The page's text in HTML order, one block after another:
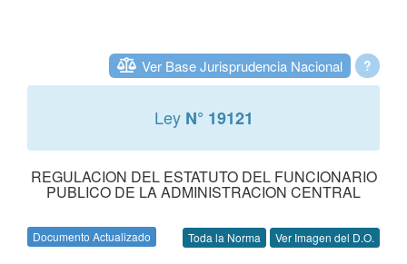
?
Ver Base Jurisprudencia Nacional
Ley N° 19121
REGULACION DEL ESTATUTO DEL FUNCIONARIO
PUBLICO DE LA ADMINISTRACION CENTRAL
Documento Actualizado Toda la Norma Ver Imagen del D.O.